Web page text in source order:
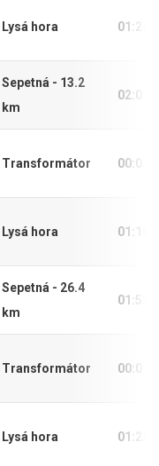
Lysá hora
Sepetná - 13.2
km
Transformátor
Lysá hora
Sepetná - 26.4
km
Transformátor
Lysá hora